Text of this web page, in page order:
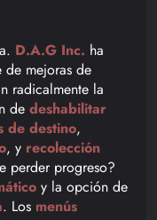
D.A.G Inc. ha
de mejoras de
radicalmente la
de deshabilitar
de destino,
, y recolección
perder progreso?
y la opción de
. Los menús